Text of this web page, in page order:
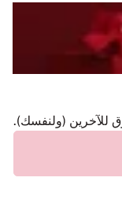
للآخرين (ولنفسك).